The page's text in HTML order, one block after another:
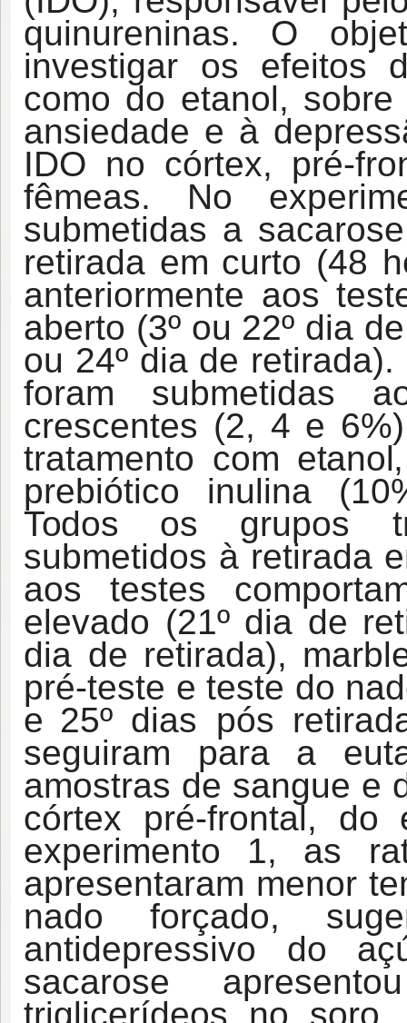
quinureninas. O
investigar os efeitos
como do etanol,
ansiedade e à
IDO no córtex, pré-
fêmeas. No
submetidas a
retirada em curto (48
anteriormente aos
aberto (3º ou 22º dia
ou 24º dia de
foram submetidas
crescentes (2, 4 e
tratamento com
prebiótico inulina
Todos os grupos
submetidos à retirada
aos testes
elevado (21º dia de
dia de retirada),
pré-teste e teste do
e 25º dias pós
seguiram para a
amostras de sangue e
córtex pré-frontal, do
experimento 1, as
apresentaram menor
nado forçado,
antidepressivo do
sacarose
triglicerídeos no